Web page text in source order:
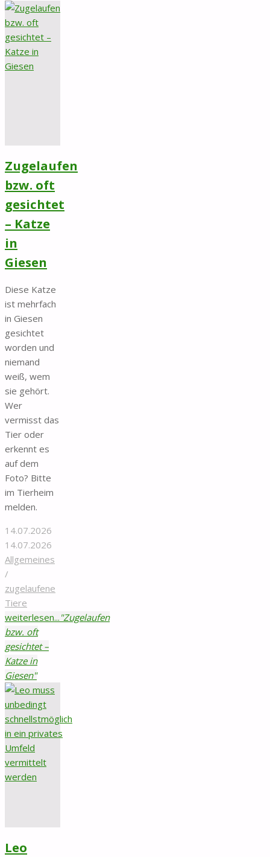
Zugelaufen
bzw. oft
gesichtet
– Katze
in
Giesen
Diese Katze
ist mehrfach
in Giesen
gesichtet
worden und
niemand
weiß, wem
sie gehört.
Wer
vermisst das
Tier oder
erkennt es
auf dem
Foto? Bitte
im Tierheim
melden.
14.07.2026
14.07.2026
Allgemeines
/
zugelaufene
Tiere
weiterlesen... "Zugelaufen
bzw. oft
gesichtet –
Katze in
Giesen"
Leo